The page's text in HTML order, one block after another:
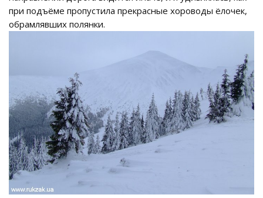
при подъёме пропустила прекрасные хороводы ёлочек,
обрамлявших полянки.